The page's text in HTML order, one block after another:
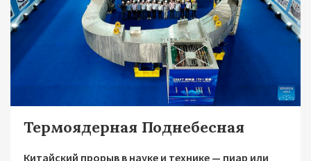
Термоядерная Поднебесная
Китайский прорыв в науке и технике — пиар или